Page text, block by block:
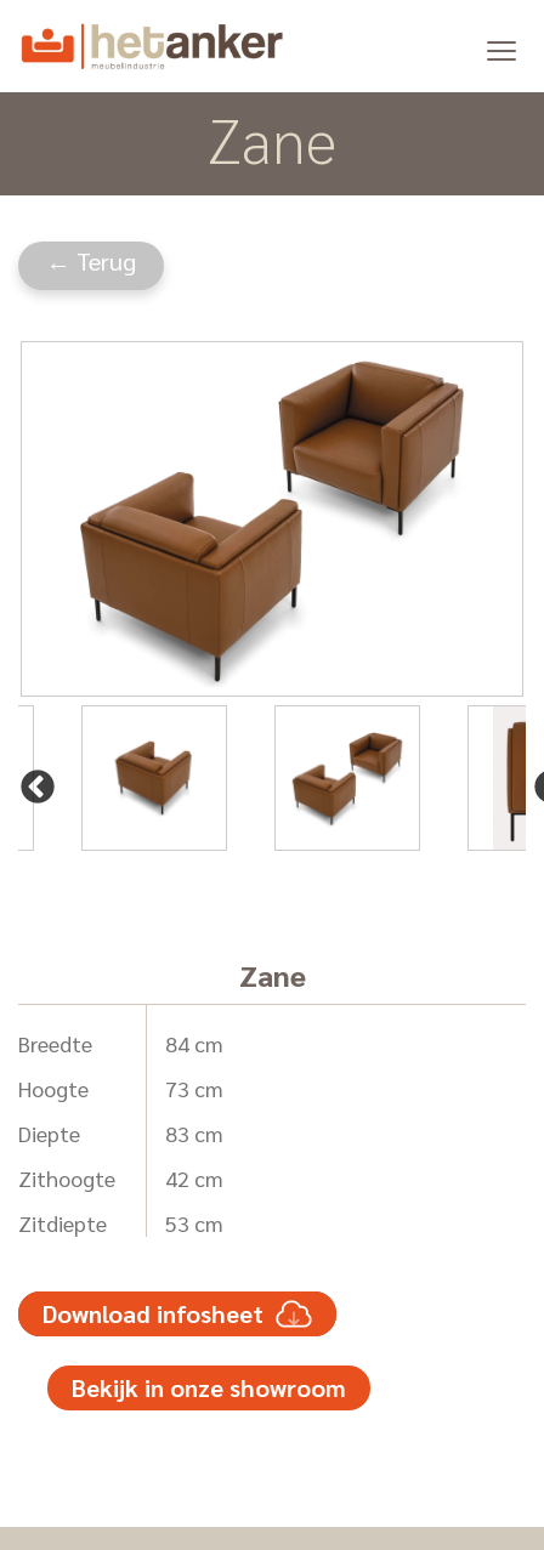
Zane
← Terug
Zane
Breedte
Hoogte
Diepte
Zithoogte
Zitdiepte
84 cm
73 cm
83 cm
42 cm
53 cm
Download infosheet
Bekijk in onze showroom